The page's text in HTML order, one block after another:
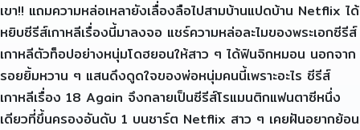
เขา!! แถมความหล่อเหลายังเลื่องลือไปสามบ้านแปดบ้าน Netflix ได้
หยิบซีรีส์เกาหลีเรื่องนี้มาลงจอ แชร์ความหล่อละไมของพระเอกซีรีส์
เกาหลีตัวท็อปอย่างหนุ่มโดฮยอนให้สาว ๆ ได้ฟินจิกหมอน นอกจาก
รอยยิ้มหวาน ๆ แสนดึงดูดใจของพ่อหนุ่มคนนี้เพราะอะไร ซีรีส์
เกาหลีเรื่อง 18 Again จึงกลายเป็นซีรีส์โรแมนติกแฟนตาซีหนึ่ง
เดียวที่ขึ้นครองอันดับ 1 บนชาร์ต Netflix สาว ๆ เคยฝันอยากย้อน